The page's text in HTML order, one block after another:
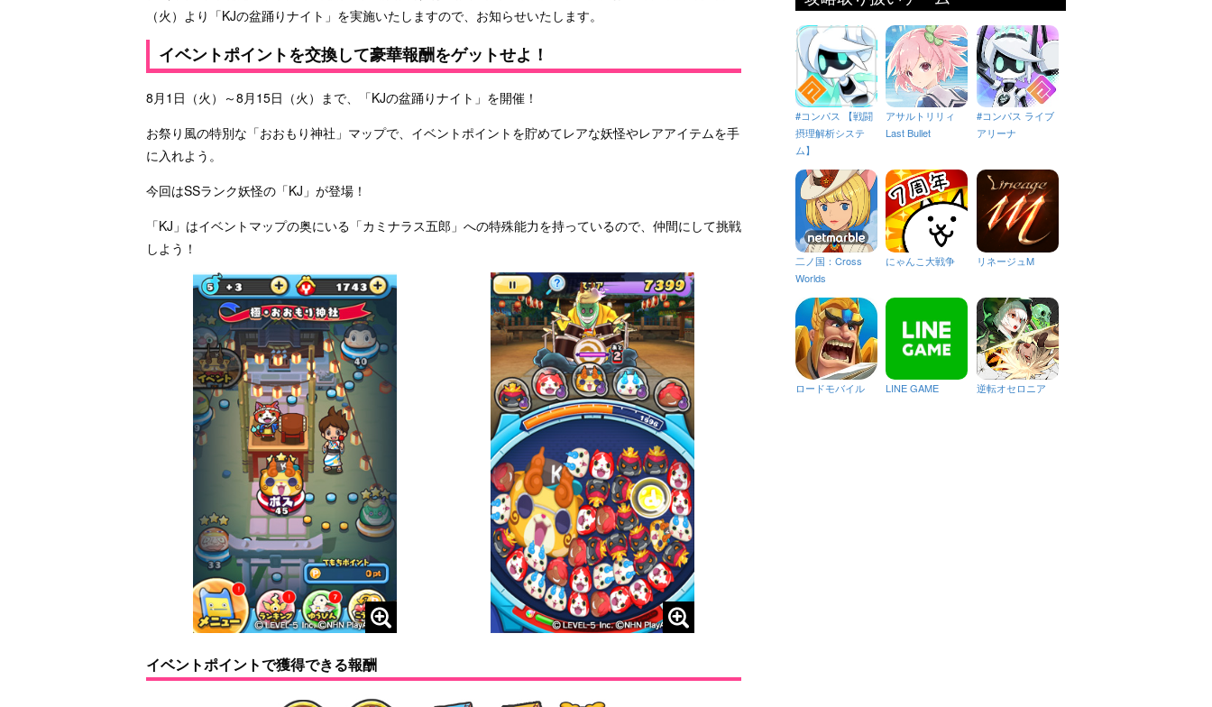
（火）より「KJの盆踊りナイト」を実施いたしますので、お知らせいたします。
イベントポイントを交換して豪華報酬をゲットせよ！
8月1日（火）～8月15日（火）まで、「KJの盆踊りナイト」を開催！
お祭り風の特別な「おおもり神社」マップで、イベントポイントを貯めてレアな妖怪やレアアイテムを手
に入れよう。
今回はSSランク妖怪の「KJ」が登場！
「KJ」はイベントマップの奥にいる「カミナラス五郎」への特殊能力を持っているので、仲間にして挑戦
しよう！
イベントポイントで獲得できる報酬
#コンパス 【戦闘
摂理解析システ
ム】
アサルトリリィ
Last Bullet
#コンパス ライブ
アリーナ
二ノ国：Cross
Worlds
にゃんこ大戦争 リネージュM
ロードモバイル LINE GAME 逆転オセロニア